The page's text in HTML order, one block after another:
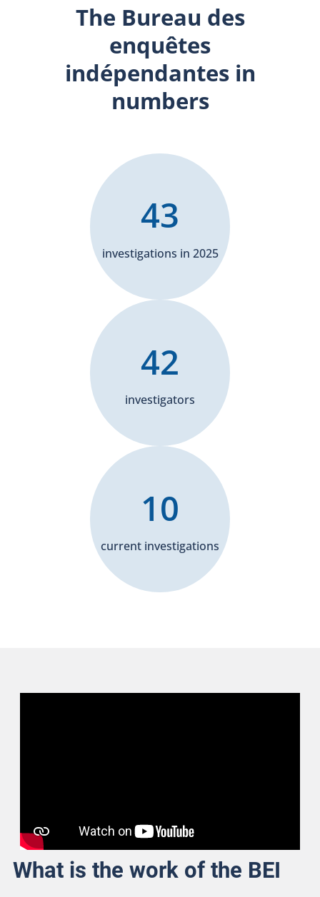
The Bureau des
enquêtes
indépendantes in
numbers
investigations in 2025
43
investigators
42
current investigations
10
What is the work of the BEI